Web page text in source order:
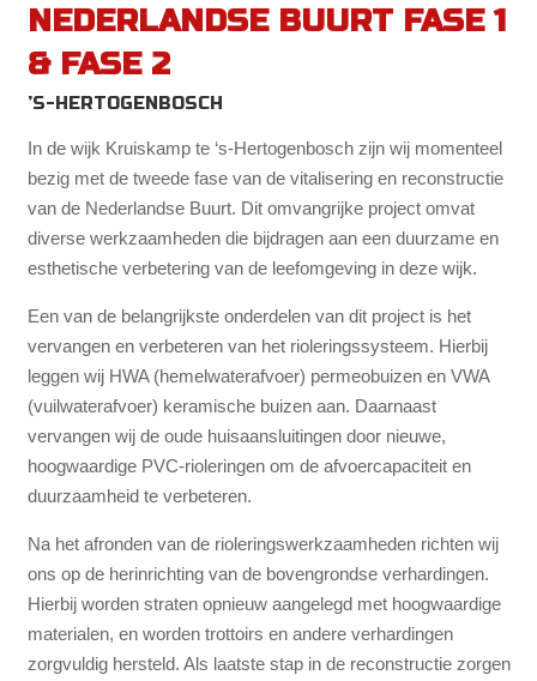
NEDERLANDSE BUURT FASE 1
& FASE 2
’S-HERTOGENBOSCH
In de wijk Kruiskamp te ‘s-Hertogenbosch zijn wij momenteel
bezig met de tweede fase van de vitalisering en reconstructie
van de Nederlandse Buurt. Dit omvangrijke project omvat
diverse werkzaamheden die bijdragen aan een duurzame en
esthetische verbetering van de leefomgeving in deze wijk.
Een van de belangrijkste onderdelen van dit project is het
vervangen en verbeteren van het rioleringssysteem. Hierbij
leggen wij HWA (hemelwaterafvoer) permeobuizen en VWA
(vuilwaterafvoer) keramische buizen aan. Daarnaast
vervangen wij de oude huisaansluitingen door nieuwe,
hoogwaardige PVC-rioleringen om de afvoercapaciteit en
duurzaamheid te verbeteren.
Na het afronden van de rioleringswerkzaamheden richten wij
ons op de herinrichting van de bovengrondse verhardingen.
Hierbij worden straten opnieuw aangelegd met hoogwaardige
materialen, en worden trottoirs en andere verhardingen
zorgvuldig hersteld. Als laatste stap in de reconstructie zorgen